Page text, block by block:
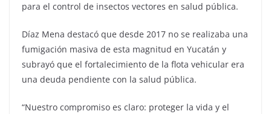
para el control de insectos vectores en salud pública.
Díaz Mena destacó que desde 2017 no se realizaba una
fumigación masiva de esta magnitud en Yucatán y
subrayó que el fortalecimiento de la flota vehicular era
una deuda pendiente con la salud pública.
“Nuestro compromiso es claro: proteger la vida y el